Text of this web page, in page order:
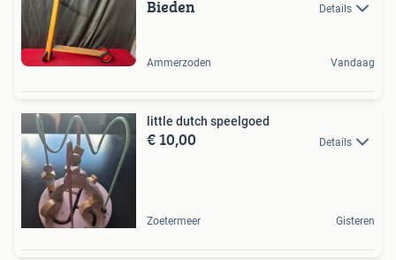
Bieden Details
Ammerzoden Vandaag
little dutch speelgoed
€ 10,00 Details
Zoetermeer Gisteren